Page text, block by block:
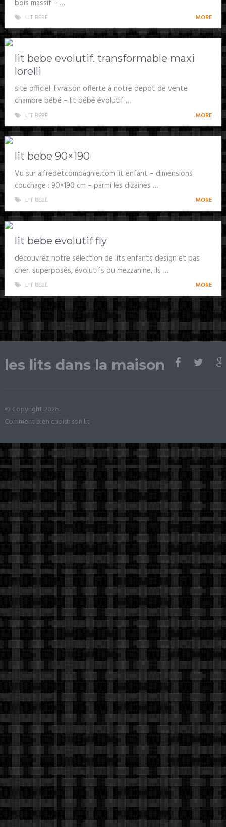
bois massif – …
LIT BÉBÉ MORE
lit bebe evolutif. transformable maxi
lorelli
site officiel. livraison offerte à notre depot de vente
chambre bébé – lit bébé évolutif …
LIT BÉBÉ MORE
lit bebe 90×190
Vu sur alfredetcompagnie.com lit enfant – dimensions
couchage : 90×190 cm – parmi les dizaines …
LIT BÉBÉ MORE
lit bebe evolutif fly
découvrez notre sélection de lits enfants design et pas
cher. superposés, évolutifs ou mezzanine, ils …
LIT BÉBÉ MORE
les lits dans la maison
© Copyright 2026.
Comment bien choisir son lit